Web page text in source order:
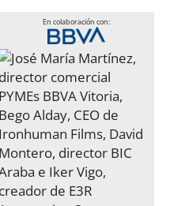
En colaboración con: